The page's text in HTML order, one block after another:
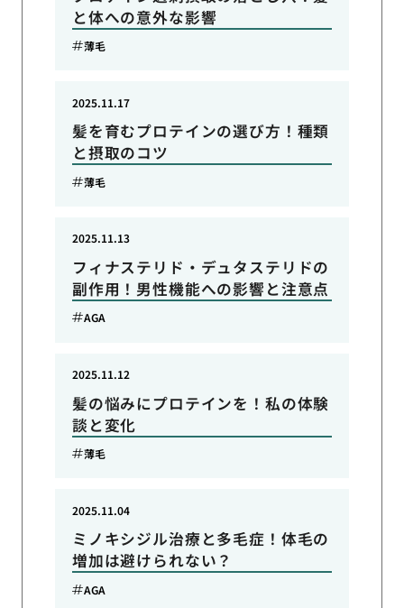
と体への意外な影響
薄毛
髪を育むプロテインの選び方！種類
と摂取のコツ
2025.11.17
薄毛
フィナステリド・デュタステリドの
副作用！男性機能への影響と注意点
2025.11.13
AGA
髪の悩みにプロテインを！私の体験
談と変化
2025.11.12
薄毛
ミノキシジル治療と多毛症！体毛の
増加は避けられない？
2025.11.04
AGA